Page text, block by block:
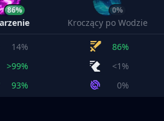
86% 0%
Kroczący po Wodzie
14% 86%
>99%
<1%
93%
0%